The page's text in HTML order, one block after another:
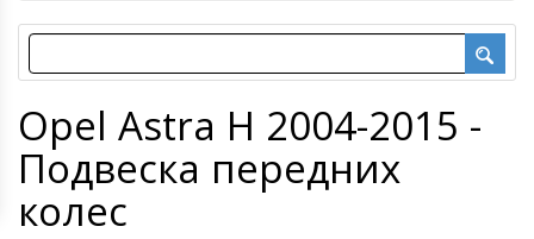
Opel Astra H 2004-2015 -
Подвеска передних
колес